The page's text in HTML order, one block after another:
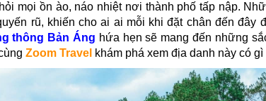
mọi ồn ào, náo nhiệt nơi thành phố tấp nập.
rũ, khiến cho ai ai mỗi khi đặt chân đến đây
thông Bản Áng hứa hẹn sẽ mang đến những
Zoom Travel khám phá xem địa danh này có